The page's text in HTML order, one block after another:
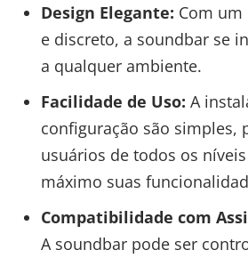
Design Elegante: Com
e discreto, a soundbar se
a qualquer ambiente.
Facilidade de Uso: A
configuração são simples,
usuários de todos os
máximo suas
Compatibilidade com
A soundbar pode ser